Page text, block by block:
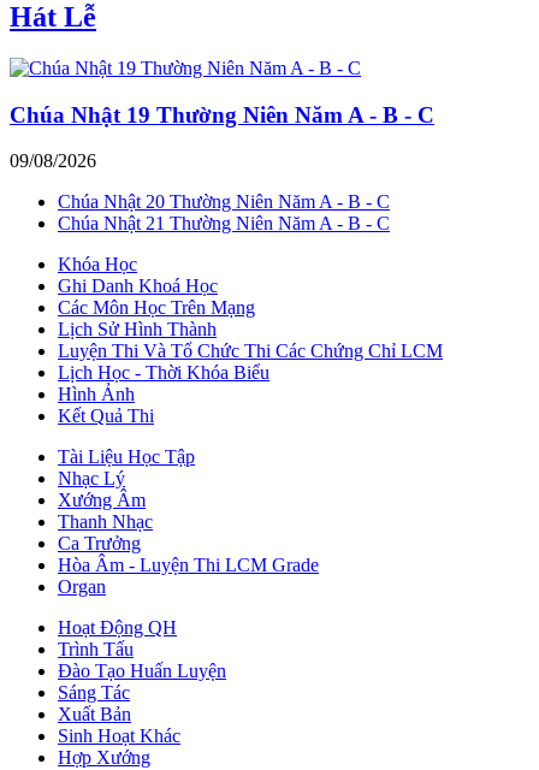
Hát Lễ
Chúa Nhật 19 Thường Niên Năm A - B - C
09/08/2026
Chúa Nhật 20 Thường Niên Năm A - B - C
Chúa Nhật 21 Thường Niên Năm A - B - C
Khóa Học
Ghi Danh Khoá Học
Các Môn Học Trên Mạng
Lịch Sử Hình Thành
Luyện Thi Và Tổ Chức Thi Các Chứng Chỉ LCM
Lịch Học - Thời Khóa Biểu
Hình Ảnh
Kết Quả Thi
Tài Liệu Học Tập
Nhạc Lý
Xướng Âm
Thanh Nhạc
Ca Trưởng
Hòa Âm - Luyện Thi LCM Grade
Organ
Hoạt Động QH
Trình Tấu
Đào Tạo Huấn Luyện
Sáng Tác
Xuất Bản
Sinh Hoạt Khác
Hợp Xướng